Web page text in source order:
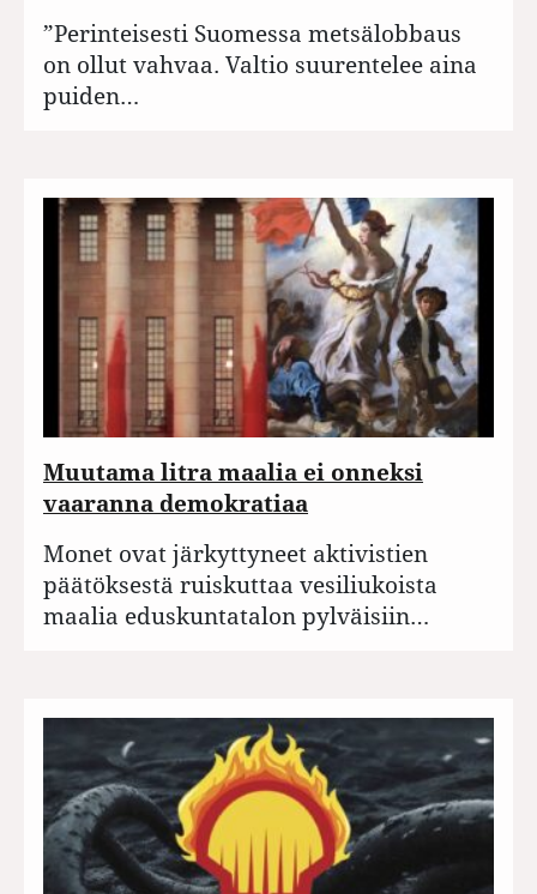
”Perinteisesti Suomessa metsälobbaus
on ollut vahvaa. Valtio suurentelee aina
puiden…
Muutama litra maalia ei onneksi
vaaranna demokratiaa
Monet ovat järkyttyneet aktivistien
päätöksestä ruiskuttaa vesiliukoista
maalia eduskuntatalon pylväisiin…